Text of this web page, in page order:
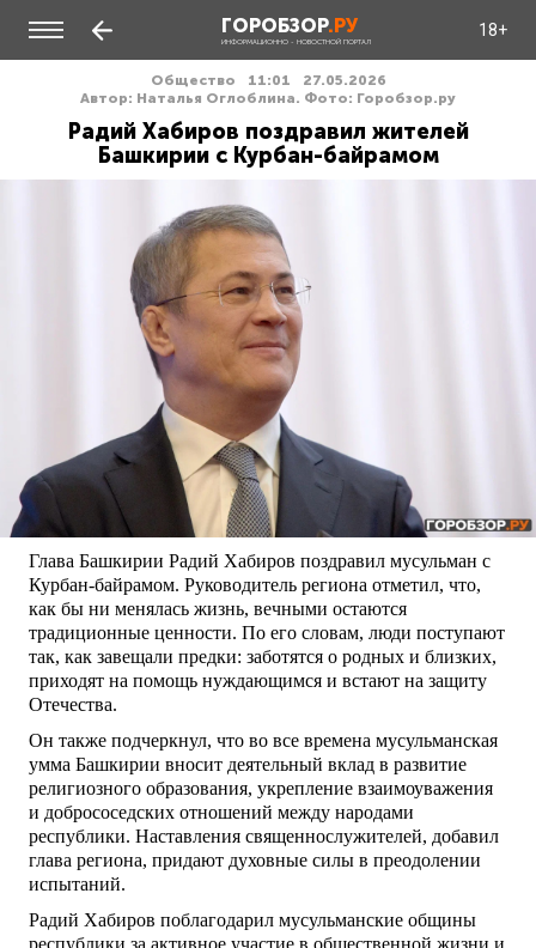
ГОРОБЗОР.РУ
ИНФОРМАЦИОННО - НОВОСТНОЙ ПОРТАЛ
18+
Общество 11:01
27.05.2026
Автор: Наталья Оглоблина. Фото: Горобзор.ру
Радий Хабиров поздравил жителей
Башкирии с Курбан-байрамом
Глава Башкирии Радий Хабиров поздравил мусульман с
Курбан-байрамом. Руководитель региона отметил, что,
как бы ни менялась жизнь, вечными остаются
традиционные ценности. По его словам, люди поступают
так, как завещали предки: заботятся о родных и близких,
приходят на помощь нуждающимся и встают на защиту
Отечества.
Он также подчеркнул, что во все времена мусульманская
умма Башкирии вносит деятельный вклад в развитие
религиозного образования, укрепление взаимоуважения
и добрососедских отношений между народами
республики. Наставления священнослужителей, добавил
глава региона, придают духовные силы в преодолении
испытаний.
Радий Хабиров поблагодарил мусульманские общины
республики за активное участие в общественной жизни и